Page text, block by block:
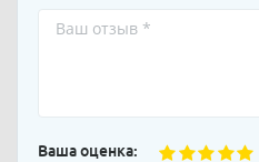
Ваша оценка: